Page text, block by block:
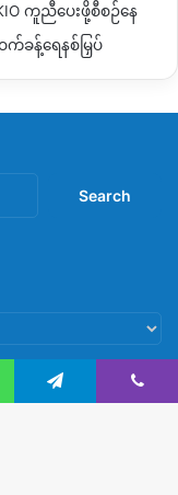
ကူညီပေးဖို့စီစဉ်နေ
က်ခန့်ရေနစ်မြှပ်
Telegram Viber